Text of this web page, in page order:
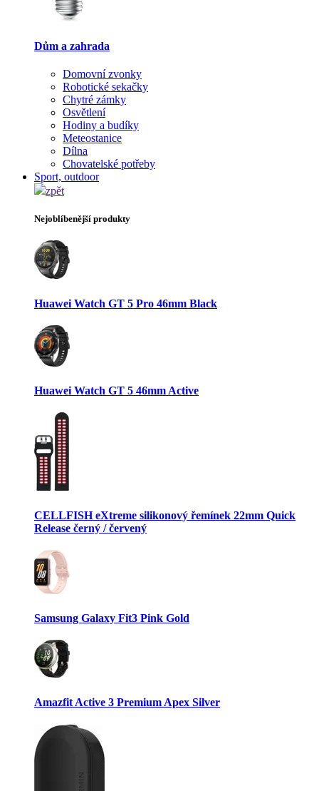
Dům a zahrada
Domovní zvonky
Robotické sekačky
Chytré zámky
Osvětlení
Hodiny a budíky
Meteostanice
Dílna
Chovatelské potřeby
Sport, outdoor
zpět
Nejoblíbenější produkty
Huawei Watch GT 5 Pro 46mm Black
Huawei Watch GT 5 46mm Active
CELLFISH eXtreme silikonový řemínek 22mm Quick
Release černý / červený
Samsung Galaxy Fit3 Pink Gold
Amazfit Active 3 Premium Apex Silver